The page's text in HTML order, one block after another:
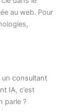
au web. Pour
un consultant
IA, c’est
parle ?